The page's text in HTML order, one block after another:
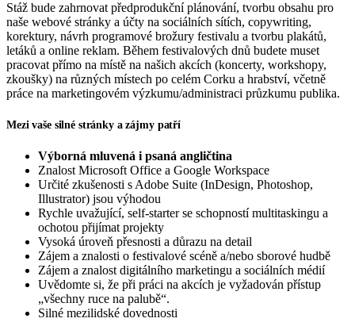
Stáž bude zahrnovat předprodukční plánování, tvorbu obsahu pro
naše webové stránky a účty na sociálních sítích, copywriting,
korektury, návrh programové brožury festivalu a tvorbu plakátů,
letáků a online reklam. Během festivalových dnů budete muset
pracovat přímo na místě na našich akcích (koncerty, workshopy,
zkoušky) na různých místech po celém Corku a hrabství, včetně
práce na marketingovém výzkumu/administraci průzkumu publika.
Mezi vaše silné stránky a zájmy patří
Výborná mluvená i psaná angličtina
Znalost Microsoft Office a Google Workspace
Určité zkušenosti s Adobe Suite (InDesign, Photoshop,
Illustrator) jsou výhodou
Rychle uvažující, self-starter se schopností multitaskingu a
ochotou přijímat projekty
Vysoká úroveň přesnosti a důrazu na detail
Zájem a znalosti o festivalové scéně a/nebo sborové hudbě
Zájem a znalost digitálního marketingu a sociálních médií
Uvědomte si, že při práci na akcích je vyžadován přístup
„všechny ruce na palubě“.
Silné mezilidské dovednosti